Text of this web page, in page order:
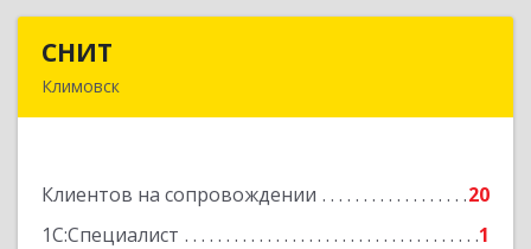
СНИТ
Климовск
Клиентов на сопровождении
20
1С:Специалист
1
Подробнее